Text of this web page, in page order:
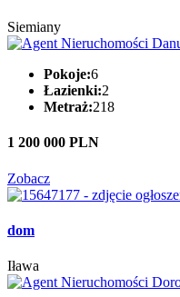
Siemiany
Pokoje:6
Łazienki:2
Metraż:218
1 200 000 PLN
Zobacz
dom
Iława